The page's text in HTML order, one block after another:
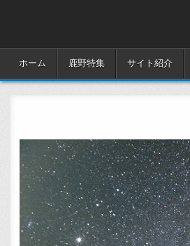
ホーム 鹿野特集 サイト紹介